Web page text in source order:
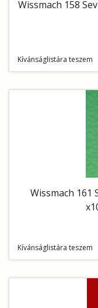
Wissmach 158
Kívánságlistára teszem
Wissmach 161
Kívánságlistára teszem